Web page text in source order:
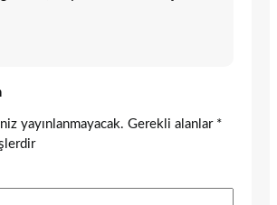
yayınlanmayacak. Gerekli alanlar *